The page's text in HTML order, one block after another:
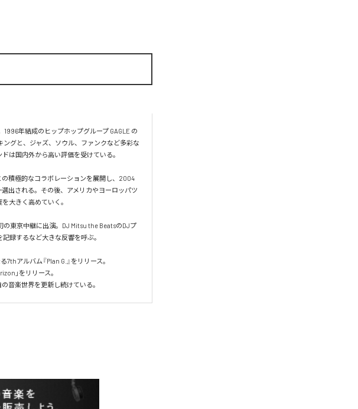
年結成のヒップホップグループ GAGLE の
グと、ジャズ、ソウル、ファンクなど多彩な
は国内外から高い評価を受けている。
の積極的なコラボレーションを展開し、2004
選出される。その後、アメリカやヨーロッパツ
大きく高めていく。
東京中継に出演。DJ Mitsu the BeatsのDJプ
録するなど大きな反響を呼ぶ。
アルバム『Plan G.』をリリース。
」をリリース。
音楽世界を更新し続けている。